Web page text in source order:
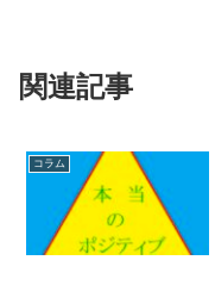
関連記事
コラム